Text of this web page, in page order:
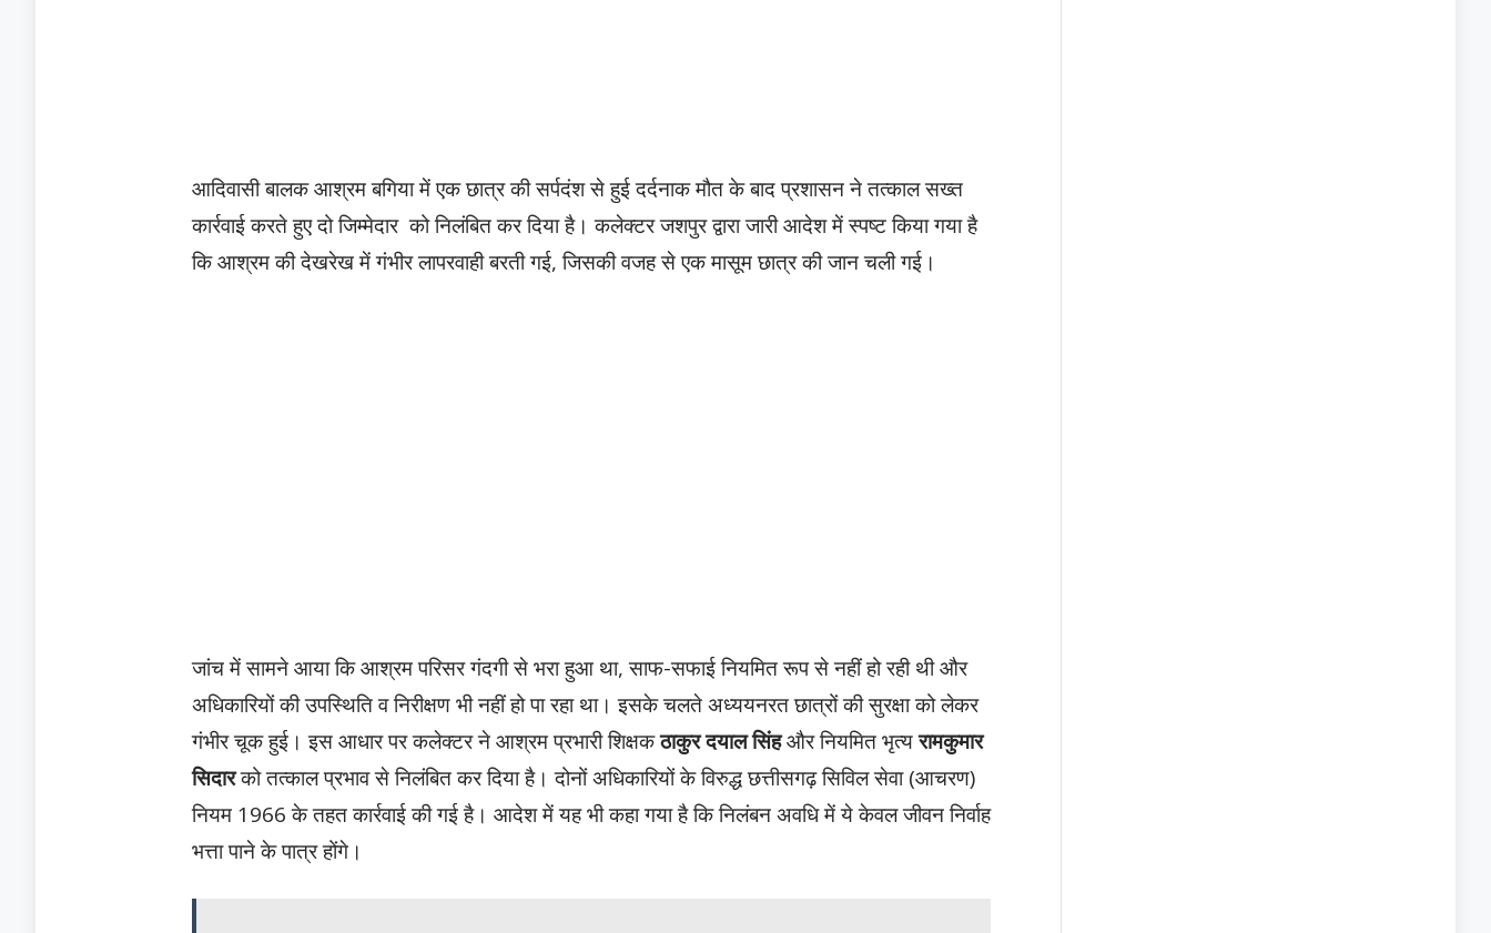
आदिवासी बालक आश्रम बगिया में एक छात्र की सर्पदंश से हुई दर्दनाक मौत के बाद प्रशासन ने तत्काल सख्त
कार्रवाई करते हुए दो जिम्मेदार को निलंबित कर दिया है। कलेक्टर जशपुर द्वारा जारी आदेश में स्पष्ट किया गया है
कि आश्रम की देखरेख में गंभीर लापरवाही बरती गई, जिसकी वजह से एक मासूम छात्र की जान चली गई।
जांच में सामने आया कि आश्रम परिसर गंदगी से भरा हुआ था, साफ-सफाई नियमित रूप से नहीं हो रही थी और
अधिकारियों की उपस्थिति व निरीक्षण भी नहीं हो पा रहा था। इसके चलते अध्ययनरत छात्रों की सुरक्षा को लेकर
गंभीर चूक हुई। इस आधार पर कलेक्टर ने आश्रम प्रभारी शिक्षकठाकुर दयाल सिंहऔर नियमित भृत्यरामकुमार
सिदारको तत्काल प्रभाव से निलंबित कर दिया है। दोनों अधिकारियों के विरुद्ध छत्तीसगढ़ सिविल सेवा (आचरण)
नियम 1966 के तहत कार्रवाई की गई है। आदेश में यह भी कहा गया है कि निलंबन अवधि में ये केवल जीवन निर्वाह
भत्ता पाने के पात्र होंगे।